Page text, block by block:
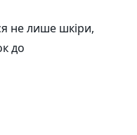
не лише шкіри,
до